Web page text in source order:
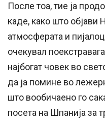
После тоа, тие ја
каде, како што објави
атмосферата и
очекувал
најбогат човек во
да ја помине во
што вообичаено го
посета на Шпанија за